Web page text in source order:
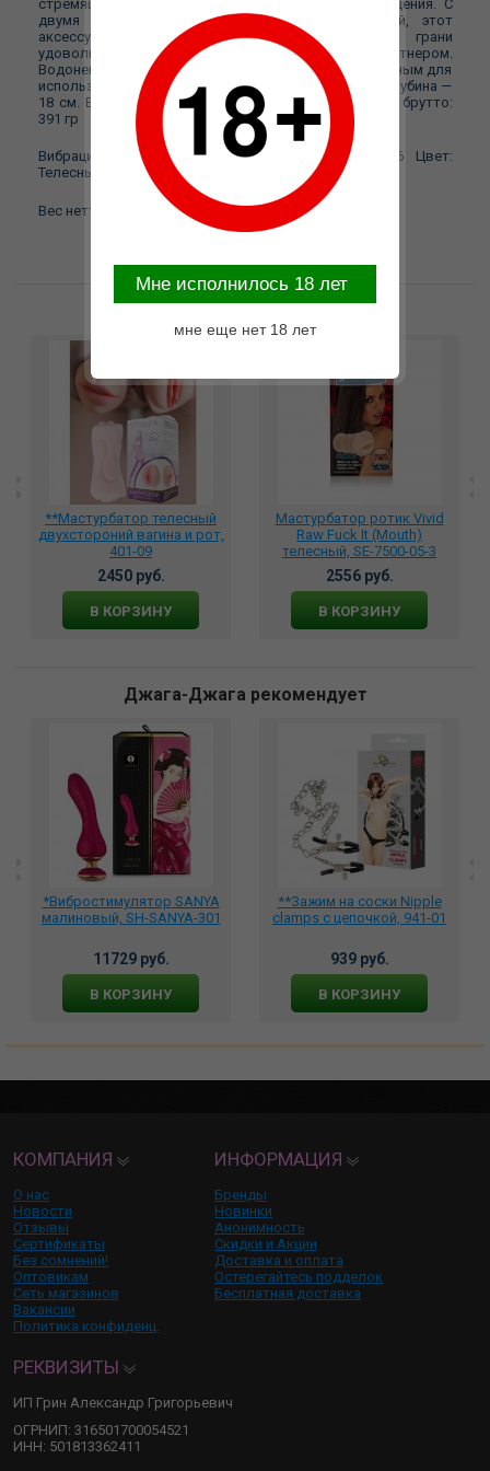
стремящихся к погружению в незабываемые ощущения. С
двумя каналами для разнообразных стимуляций, этот
аксессуар позволяет исследовать новые грани
удовольствия, будь то в одиночку или с партнером.
Водонепроницаемая конструкция делает его идеальным для
использования в душе. Размеры: высота — 8,5 см, глубина —
18 см. Вес — 432 грамма. Производитель: Baile Веc брутто:
391 гр
Вибрация: Нет Батарейки: Нет Общая длина: 16 Цвет:
Телесный Материал: TPR
Веc нетто: 334 гр Максимальная ширина: 7,5
**Мастурбатор телесный
двухстороний вагина и рот,
401-09
2450 руб.
В КОРЗИНУ
Мастурбатор ротик Vivid
Raw Fuck It (Mouth)
телесный, SE-7500-05-3
2556 руб.
В КОРЗИНУ
Джага-Джага рекомендует
*Вибростимулятор SANYA
малиновый, SH-SANYA-301
11729 руб.
В КОРЗИНУ
**Зажим на соски Nipple
clamps с цепочкой, 941-01
939 руб.
В КОРЗИНУ
КОМПАНИЯ
О нас
Новости
Отзывы
Сертификаты
Без сомнений!
Оптовикам
Сеть магазинов
Вакансии
Политика конфиденц.
ИНФОРМАЦИЯ
Бренды
Новинки
Анонимность
Скидки и Акции
Доставка и оплата
Остерегайтесь подделок
Бесплатная доставка
РЕКВИЗИТЫ
ИП Грин Александр Григорьевич
ОГРНИП: 316501700054521
ИНН: 501813362411
Mне исполнилось 18 лет
мне еще нет 18 лет